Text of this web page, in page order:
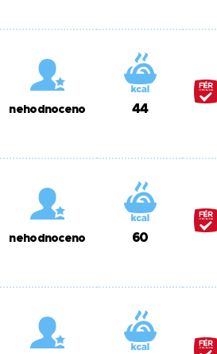
nehodnoceno 44
nehodnoceno 60